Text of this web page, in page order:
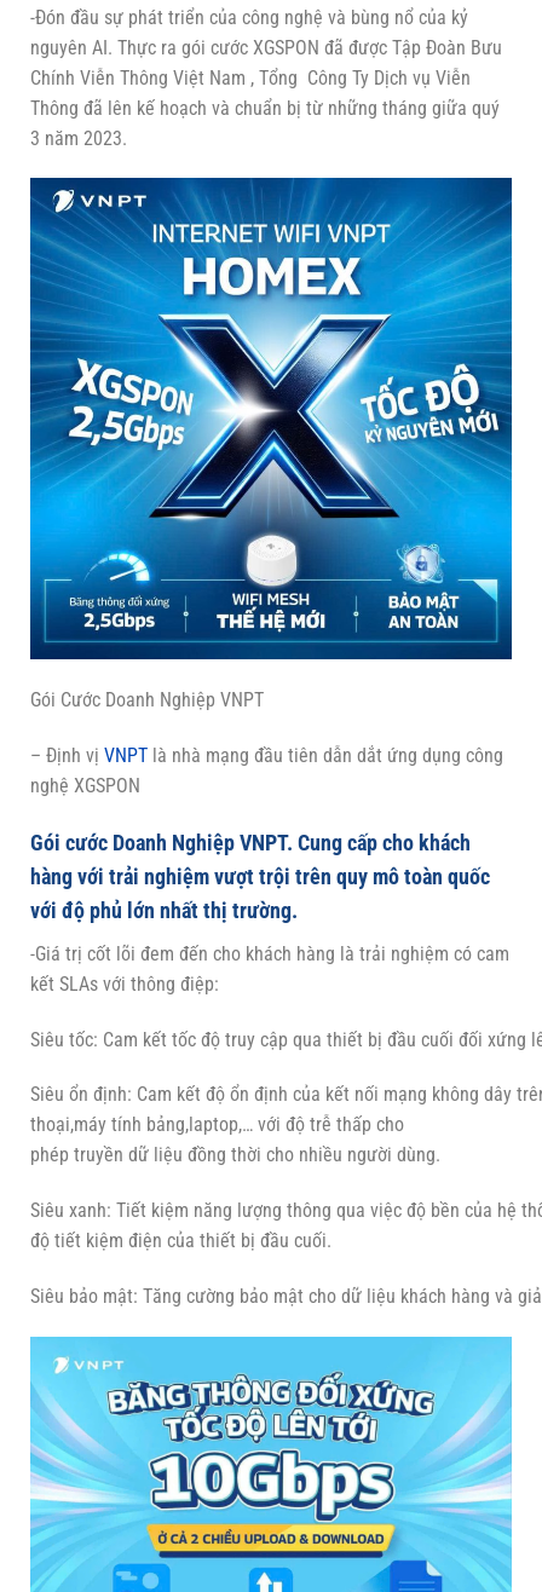
-Đón đầu sự phát triển của công nghệ và bùng nổ của kỷ
nguyên AI. Thực ra gói cước XGSPON đã được Tập Đoàn Bưu
Chính Viễn Thông Việt Nam , Tổng Công Ty Dịch vụ Viễn
Thông đã lên kế hoạch và chuẩn bị từ những tháng giữa quý
3 năm 2023.
Gói Cước Doanh Nghiệp VNPT
– Định vị VNPT là nhà mạng đầu tiên dẫn dắt ứng dụng công
nghệ XGSPON
Gói cước Doanh Nghiệp VNPT. Cung cấp cho khách
hàng với trải nghiệm vượt trội trên quy mô toàn quốc
với độ phủ lớn nhất thị trường.
-Giá trị cốt lõi đem đến cho khách hàng là trải nghiệm có cam
kết SLAs với thông điệp:
Siêu tốc: Cam kết tốc độ truy cập qua thiết bị đầu cuối đối xứng
Siêu ổn định: Cam kết độ ổn định của kết nối mạng không dây
thoại,máy tính bảng,laptop,… với độ trễ thấp cho
phép truyền dữ liệu đồng thời cho nhiều người dùng.
Siêu xanh: Tiết kiệm năng lượng thông qua việc độ bền của hệ
độ tiết kiệm điện của thiết bị đầu cuối.
Siêu bảo mật: Tăng cường bảo mật cho dữ liệu khách hàng và